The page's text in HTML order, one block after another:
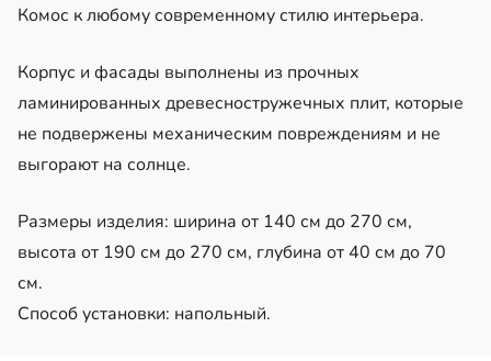
Комос к любому современному стилю интерьера.
Корпус и фасады выполнены из прочных
ламинированных древесностружечных плит, которые
не подвержены механическим повреждениям и не
выгорают на солнце.
Размеры изделия: ширина от 140 см до 270 см,
высота от 190 см до 270 см, глубина от 40 см до 70
см.
Способ установки: напольный.